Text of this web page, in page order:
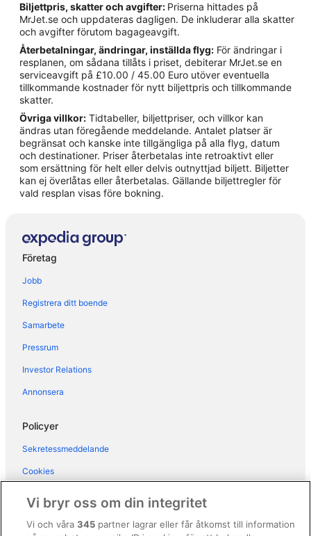
Hotell i Chiavari
Hotell i Cogorno
Hotell i Conscenti
Hotell i Deiva Marina
Hotell i Framura
Hotell i Lavagna
Hotell i Levanto
Hotell i Moneglia
Hotell i Paggi
Hotell i Portofino
Hotell i Riva Trigoso
Hotell i Santa Margherita Ligure
Hotell i Sestri Levante
Hotell i Varese Ligure
Hotell i Zoagli
Fjällstugor i Levanto
B&B i Portofino
Gårdar i Portofino
Husbåtar i Portofino
Husvagnscampingar i Portofino
Semesterparker i Portofino
Biljettpris, skatter och avgifter: Priserna hittades på
MrJet.se och uppdateras dagligen. De inkluderar alla skatter
och avgifter förutom bagageavgift.
Återbetalningar, ändringar, inställda flyg: För ändringar i
resplanen, om sådana tillåts i priset, debiterar MrJet.se en
serviceavgift på £10.00 / 45.00 Euro utöver eventuella
tillkommande kostnader för nytt biljettpris och tillkommande
skatter.
Övriga villkor: Tidtabeller, biljettpriser, och villkor kan
ändras utan föregående meddelande. Antalet platser är
begränsat och kanske inte tillgängliga på alla flyg, datum
och destinationer. Priser återbetalas inte retroaktivt eller
som ersättning för helt eller delvis outnyttjad biljett. Biljetter
kan ej överlåtas eller återbetalas. Gällande biljettregler för
vald resplan visas före bokning.
Företag
Jobb
Registrera ditt boende
Samarbete
Pressrum
Investor Relations
Annonsera
Policyer
Sekretessmeddelande
Cookies
Vi bryr oss om din integritet
Vi och våra345 partner lagrar eller får åtkomst till information